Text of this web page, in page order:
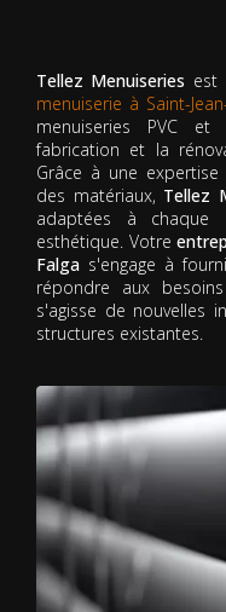
Tellez Menuiseries est
menuiserie à Saint-
menuiseries PVC
fabrication et la
Grâce à une
des matériaux, Tellez
adaptées à chaque
esthétique. Votre
Falga s'engage à
répondre aux
s'agisse de nouvelles
structures existantes.